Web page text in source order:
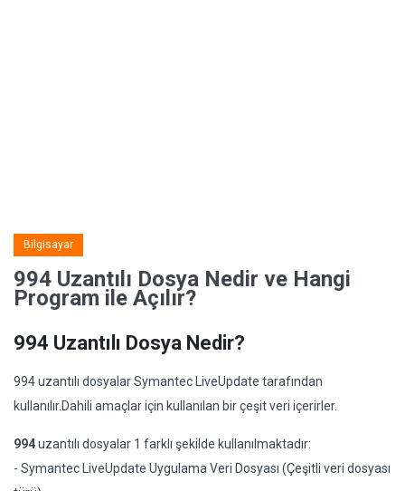
Bilgisayar
994 Uzantılı Dosya Nedir ve Hangi
Program ile Açılır?
994 Uzantılı Dosya Nedir?
994 uzantılı dosyalar Symantec LiveUpdate tarafından
kullanılır.Dahili amaçlar için kullanılan bir çeşit veri içerirler.
994uzantılı dosyalar 1 farklı şekilde kullanılmaktadır:
- Symantec LiveUpdate Uygulama Veri Dosyası (Çeşitli veri dosyası